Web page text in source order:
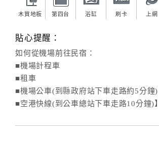
木質地板 第四台 浴缸 刷卡 上網
貼心提醒：
如何從機場前往民宿：
■機場計程車
■租車
■機場公車(到縣政府站下車走路約5分鐘)
■空港快線(到公車總站下車走路10分鐘)】